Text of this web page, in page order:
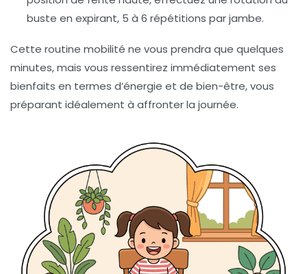
buste en expirant, 5 à 6 répétitions par jambe.
Cette routine mobilité ne vous prendra que quelques
minutes, mais vous ressentirez immédiatement ses
bienfaits en termes d’énergie et de bien-être, vous
préparant idéalement à affronter la journée.